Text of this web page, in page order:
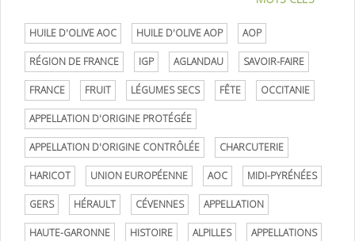
HUILE D'OLIVE AOC HUILE D'OLIVE AOP AOP
RÉGION DE FRANCE IGP AGLANDAU SAVOIR-FAIRE
FRANCE FRUIT LÉGUMES SECS FÊTE OCCITANIE
APPELLATION D'ORIGINE PROTÉGÉE
APPELLATION D'ORIGINE CONTRÔLÉE CHARCUTERIE
HARICOT UNION EUROPÉENNE AOC MIDI-PYRÉNÉES
GERS HÉRAULT CÉVENNES APPELLATION
HAUTE-GARONNE HISTOIRE ALPILLES APPELLATIONS